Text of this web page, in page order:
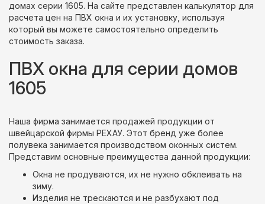
домах серии 1605. На сайте представлен калькулятор для
расчета цен на ПВХ окна и их установку, используя
который вы можете самостоятельно определить
стоимость заказа.
ПВХ окна для серии домов
1605
Наша фирма занимается продажей продукции от
швейцарской фирмы РЕХАУ. Этот бренд уже более
полувека занимается производством оконных систем.
Представим основные преимущества данной продукции:
Окна не продуваются, их не нужно обклеивать на
зиму.
Изделия не трескаются и не разбухают под